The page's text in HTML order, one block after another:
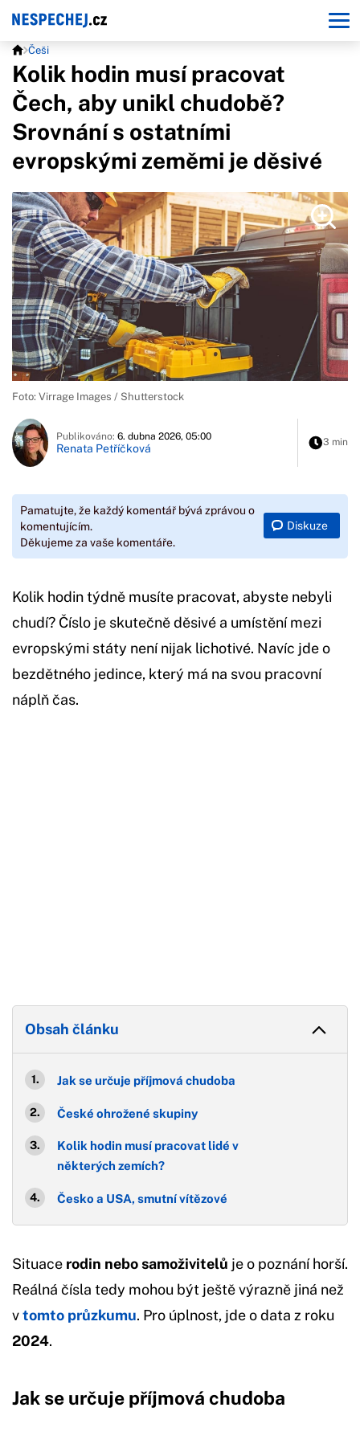
Češi
Kolik hodin musí pracovat
Čech, aby unikl chudobě?
Srovnání s ostatními
evropskými zeměmi je děsivé
Foto: Virrage Images / Shutterstock
Publikováno: 6. dubna 2026, 05:00
Renata Petříčková 3 min
Pamatujte, že každý komentář bývá zprávou o
komentujícím.
Děkujeme za vaše komentáře.
Diskuze
Kolik hodin týdně musíte pracovat, abyste nebyli
chudí? Číslo je skutečně děsivé a umístění mezi
evropskými státy není nijak lichotivé. Navíc jde o
bezdětného jedince, který má na svou pracovní
náplň čas.
Obsah článku
Jak se určuje příjmová chudoba
České ohrožené skupiny
Kolik hodin musí pracovat lidé v
některých zemích?
Česko a USA, smutní vítězové
Situace rodin nebo samoživitelů je o poznání horší.
Reálná čísla tedy mohou být ještě výrazně jiná než
vtomto průzkumu. Pro úplnost, jde o data z roku
2024.
Jak se určuje příjmová chudoba